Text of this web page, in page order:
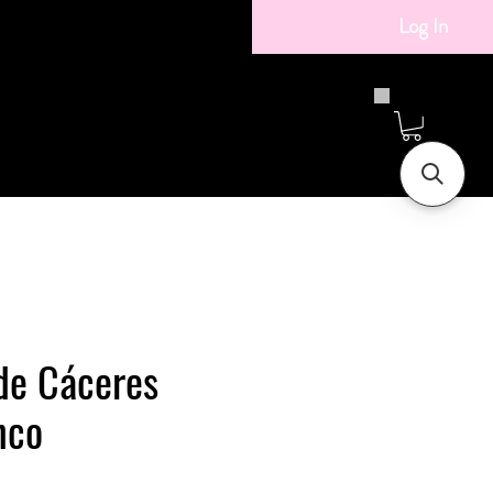
Log In
Cáceres